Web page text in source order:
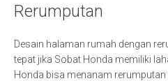
Rerumputan
Desain halaman rumah dengan
tepat jika Sobat Honda memiliki
Honda bisa menanam